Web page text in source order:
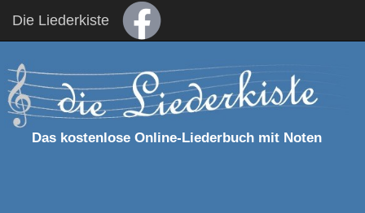
Die Liederkiste
Das kostenlose Online-Liederbuch mit Noten